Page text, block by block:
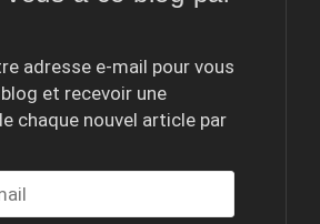
adresse e-mail pour vous
et recevoir une
chaque nouvel article par